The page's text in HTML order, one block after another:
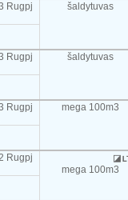
Rugpj
šaldytuvas
Rugpj
šaldytuvas
Rugpj
mega 100m3
Rugpj
mega 100m3